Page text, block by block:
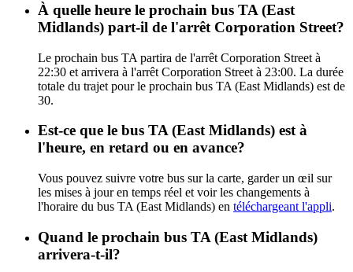
À quelle heure le prochain bus TA (East
Midlands) part-il de l'arrêt Corporation Street?
Le prochain bus TA partira de l'arrêt Corporation Street à
22:30 et arrivera à l'arrêt Corporation Street à 23:00. La durée
totale du trajet pour le prochain bus TA (East Midlands) est de
30.
Est-ce que le bus TA (East Midlands) est à
l'heure, en retard ou en avance?
Vous pouvez suivre votre bus sur la carte, garder un œil sur
les mises à jour en temps réel et voir les changements à
l'horaire du bus TA (East Midlands) en téléchargeant l'appli.
Quand le prochain bus TA (East Midlands)
arrivera-t-il?